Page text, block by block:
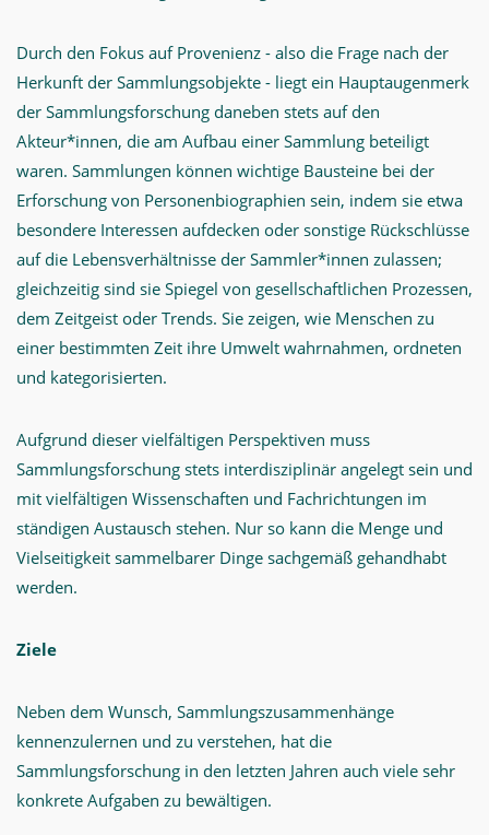
Durch den Fokus auf Provenienz - also die Frage nach der
Herkunft der Sammlungsobjekte - liegt ein Hauptaugenmerk
der Sammlungsforschung daneben stets auf den
Akteur*innen, die am Aufbau einer Sammlung beteiligt
waren. Sammlungen können wichtige Bausteine bei der
Erforschung von Personenbiographien sein, indem sie etwa
besondere Interessen aufdecken oder sonstige Rückschlüsse
auf die Lebensverhältnisse der Sammler*innen zulassen;
gleichzeitig sind sie Spiegel von gesellschaftlichen Prozessen,
dem Zeitgeist oder Trends. Sie zeigen, wie Menschen zu
einer bestimmten Zeit ihre Umwelt wahrnahmen, ordneten
und kategorisierten.
Aufgrund dieser vielfältigen Perspektiven muss
Sammlungsforschung stets interdisziplinär angelegt sein und
mit vielfältigen Wissenschaften und Fachrichtungen im
ständigen Austausch stehen. Nur so kann die Menge und
Vielseitigkeit sammelbarer Dinge sachgemäß gehandhabt
werden.
Ziele
Neben dem Wunsch, Sammlungszusammenhänge
kennenzulernen und zu verstehen, hat die
Sammlungsforschung in den letzten Jahren auch viele sehr
konkrete Aufgaben zu bewältigen.